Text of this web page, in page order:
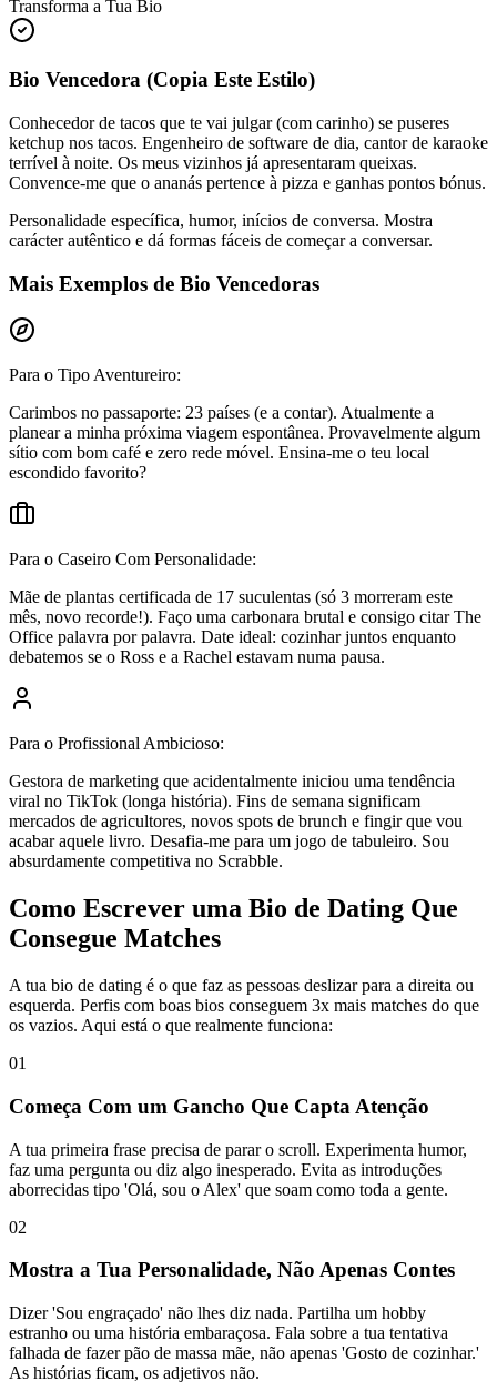
Transforma a Tua Bio
Bio Vencedora (Copia Este Estilo)
Conhecedor de tacos que te vai julgar (com carinho) se puseres
ketchup nos tacos. Engenheiro de software de dia, cantor de karaoke
terrível à noite. Os meus vizinhos já apresentaram queixas.
Convence-me que o ananás pertence à pizza e ganhas pontos bónus.
Personalidade específica, humor, inícios de conversa. Mostra
carácter autêntico e dá formas fáceis de começar a conversar.
Mais Exemplos de Bio Vencedoras
Para o Tipo Aventureiro:
Carimbos no passaporte: 23 países (e a contar). Atualmente a
planear a minha próxima viagem espontânea. Provavelmente algum
sítio com bom café e zero rede móvel. Ensina-me o teu local
escondido favorito?
Para o Caseiro Com Personalidade:
Mãe de plantas certificada de 17 suculentas (só 3 morreram este
mês, novo recorde!). Faço uma carbonara brutal e consigo citar The
Office palavra por palavra. Date ideal: cozinhar juntos enquanto
debatemos se o Ross e a Rachel estavam numa pausa.
Para o Profissional Ambicioso:
Gestora de marketing que acidentalmente iniciou uma tendência
viral no TikTok (longa história). Fins de semana significam
mercados de agricultores, novos spots de brunch e fingir que vou
acabar aquele livro. Desafia-me para um jogo de tabuleiro. Sou
absurdamente competitiva no Scrabble.
Como Escrever uma Bio de Dating Que
Consegue Matches
A tua bio de dating é o que faz as pessoas deslizar para a direita ou
esquerda. Perfis com boas bios conseguem 3x mais matches do que
os vazios. Aqui está o que realmente funciona:
01
Começa Com um Gancho Que Capta Atenção
A tua primeira frase precisa de parar o scroll. Experimenta humor,
faz uma pergunta ou diz algo inesperado. Evita as introduções
aborrecidas tipo 'Olá, sou o Alex' que soam como toda a gente.
02
Mostra a Tua Personalidade, Não Apenas Contes
Dizer 'Sou engraçado' não lhes diz nada. Partilha um hobby
estranho ou uma história embaraçosa. Fala sobre a tua tentativa
falhada de fazer pão de massa mãe, não apenas 'Gosto de cozinhar.'
As histórias ficam, os adjetivos não.